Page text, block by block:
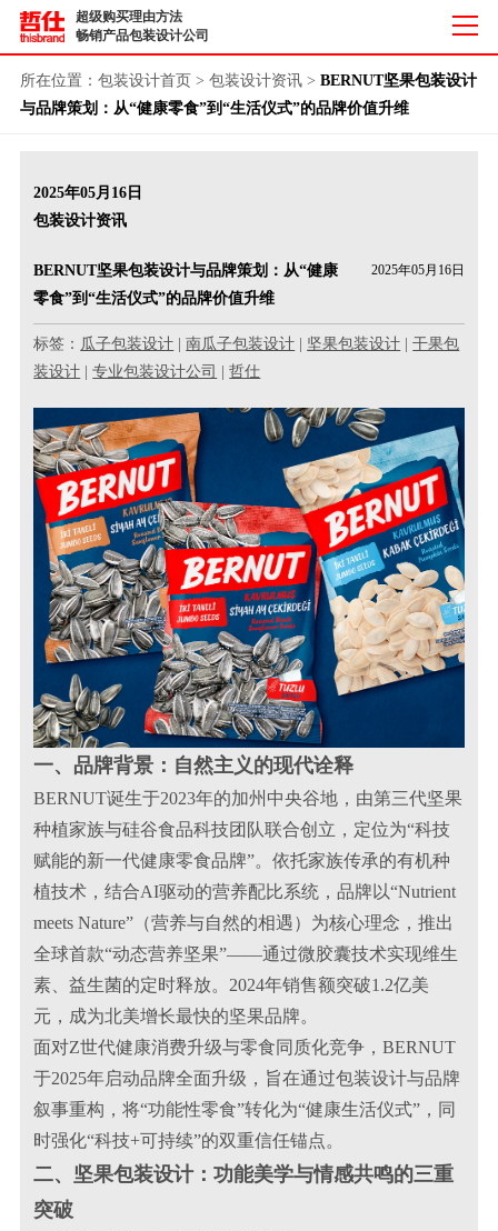
超级购买理由方法
畅销产品包装设计公司
所在位置： 包装设计首页 > 包装设计资讯> BERNUT坚果包装设计
与品牌策划：从“健康零食”到“生活仪式”的品牌价值升维
2025年05月16日
包装设计资讯
BERNUT坚果包装设计与品牌策划：从“健康
零食”到“生活仪式”的品牌价值升维
2025年05月16日
标签： 瓜子包装设计 |南瓜子包装设计 坚果包装设计 |干果包
装设计 |专业包装设计公司 |哲仕
一、品牌背景：自然主义的现代诠释
BERNUT诞生于2023年的加州中央谷地，由第三代坚果
种植家族与硅谷食品科技团队联合创立，定位为“科技
赋能的新一代健康零食品牌”。依托家族传承的有机种
植技术，结合AI驱动的营养配比系统，品牌以“Nutrient
meets Nature”（营养与自然的相遇）为核心理念，推出
全球首款“动态营养坚果”——通过微胶囊技术实现维生
素、益生菌的定时释放。2024年销售额突破1.2亿美
元，成为北美增长最快的坚果品牌。
面对Z世代健康消费升级与零食同质化竞争，BERNUT
于2025年启动品牌全面升级，旨在通过包装设计与品牌
叙事重构，将“功能性零食”转化为“健康生活仪式”，同
时强化“科技+可持续”的双重信任锚点。
二、坚果包装设计：功能美学与情感共鸣的三重
突破